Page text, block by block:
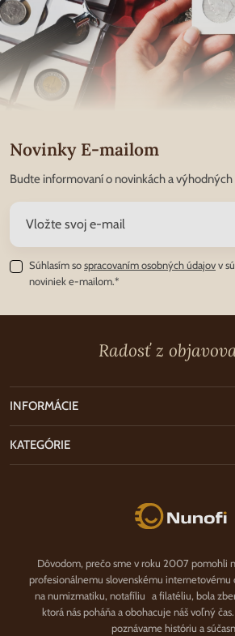
Novinky E-mailom
Budte informovaní o novinkách a výhodných
Súhlasím sospracovaním osobných údajovv
noviniek e-mailom.*
Radosť z
Nunofi.sk
Dôvodom, prečo sme v roku 2007 pomohli
profesionálnemu slovenskému internetovému
na numizmatiku, notafíliu a filatéliu, bola
ktorá nás poháňa a obohacuje náš voľný
poznávame históriu a
INFORMÁCIE
KATEGÓRIE